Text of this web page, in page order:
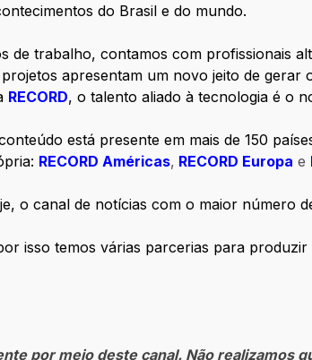
do Brasil e do mundo.
de trabalho, contamos com profissionais
apresentam um novo jeito de gerar
RECORD, o talento aliado à tecnologia é o
está presente em mais de 150
RECORD Américas, RECORD Europa e
o canal de notícias com o maior número
isso temos várias parcerias para
por meio deste canal. Não realizamos